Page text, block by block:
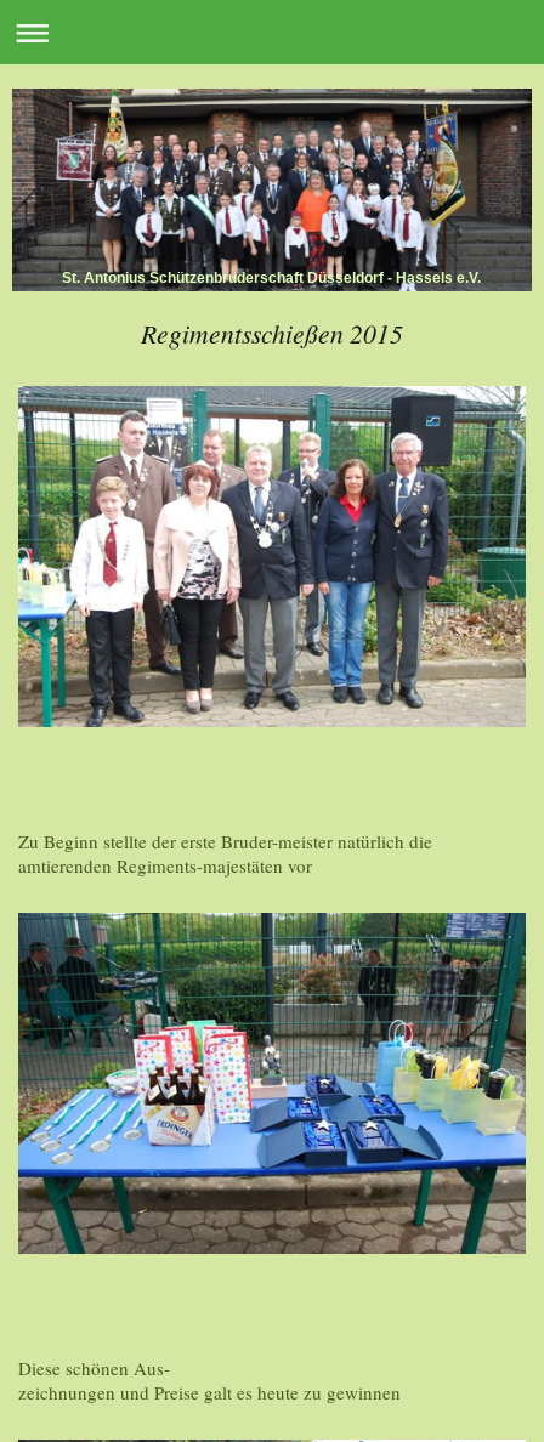
St. Antonius Schützenbruderschaft Düsseldorf - Hassels e.V.
Regimentsschießen 2015
Zu Beginn stellte der erste Bruder-meister natürlich die
amtierenden Regiments-majestäten vor
Diese schönen Aus-
zeichnungen und Preise galt es heute zu gewinnen